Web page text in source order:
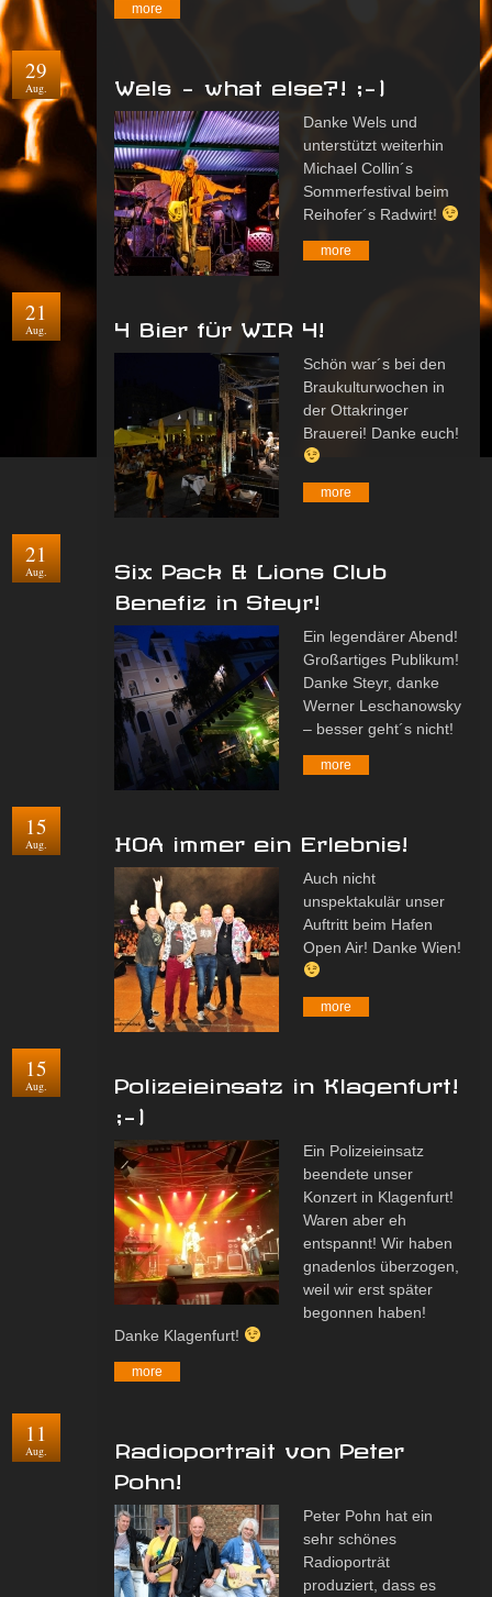
more
29
Aug. Wels – what else?! ;-)
Danke Wels und
unterstützt weiterhin
Michael Collin´s
Sommerfestival beim
Reihofer´s Radwirt!
more
21
Aug. 4 Bier für WIR 4!
Schön war´s bei den
Braukulturwochen in
der Ottakringer
Brauerei! Danke euch!
more
21
Aug.
Six Pack & Lions Club
Benefiz in Steyr!
Ein legendärer Abend!
Großartiges Publikum!
Danke Steyr, danke
Werner Leschanowsky
– besser geht´s nicht!
more
15
Aug. HOA immer ein Erlebnis!
Auch nicht
unspektakulär unser
Auftritt beim Hafen
Open Air! Danke Wien!
more
15
Aug.
Polizeieinsatz in Klagenfurt!
;-)
Ein Polizeieinsatz
beendete unser
Konzert in Klagenfurt!
Waren aber eh
entspannt! Wir haben
gnadenlos überzogen,
weil wir erst später
begonnen haben!
Danke Klagenfurt!
more
11
Aug.
Radioportrait von Peter
Pohn!
Peter Pohn hat ein
sehr schönes
Radioporträt
produziert, dass es